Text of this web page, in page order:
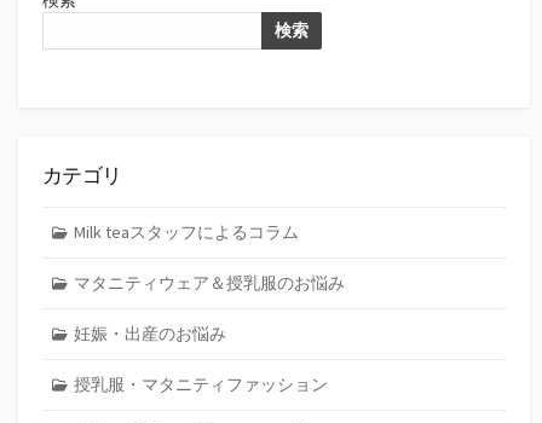
検索
カテゴリ
Milk teaスタッフによるコラム
マタニティウェア＆授乳服のお悩み
妊娠・出産のお悩み
授乳服・マタニティファッション